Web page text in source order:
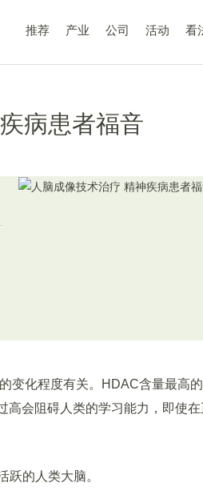
推荐 产业 公司 活动 看
病患者福音
化程度有关。HDAC含量最高的
会阻碍人类的学习能力，即使
的人类大脑。